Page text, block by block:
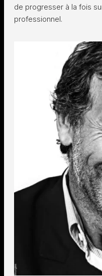
de progresser à la fois
professionnel.